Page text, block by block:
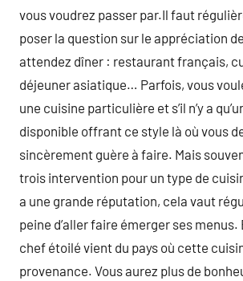
vous voudrez passer par.Il faut
poser la question sur le appréciation
attendez dîner : restaurant français,
déjeuner asiatique… Parfois, vous
une cuisine particulière et s’il n’y a
disponible offrant ce style là où vous
sincèrement guère à faire. Mais
trois intervention pour un type de
a une grande réputation, cela vaut
peine d’aller faire émerger ses menus.
chef étoilé vient du pays où cette
provenance. Vous aurez plus de